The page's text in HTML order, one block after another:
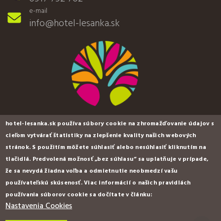
e-mail
info@hotel-lesanka.sk
hotel & wellness LESANKA ***
Košická Belá 1160
kontaktné údaje
hotel-lesanka.sk používa súbory cookie na zhromažďovanie údajov s
cieľom vytvárať štatistiky na zlepšenie kvality našich webových
stránok. S použitím môžete súhlasiť alebo nesúhlasiť kliknutím na
tlačidlá. Predvolená možnosť „bez súhlasu“ sa uplatňuje v prípade,
že sa nevydá žiadna voľba a odmietnutie neobmedzí vašu
používateľskú skúsenosť. Viac informácií o našich pravidlách
používania súborov cookie sa dočítate v článku:
Nastavenia Cookies